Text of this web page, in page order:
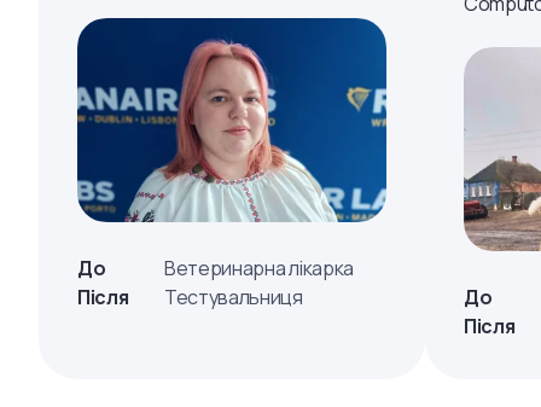
До
Ветеринарна лікарка
Після
Тестувальниця
До
Після